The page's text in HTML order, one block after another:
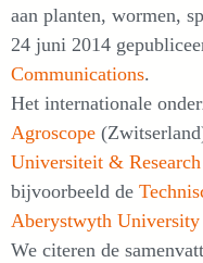
aan planten, wormen,
24 juni 2014
Communications.
Het internationale
Agroscope
Universiteit & Research
bijvoorbeeld de
Aberystwyth University
We citeren de